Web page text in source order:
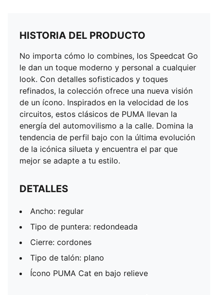
HISTORIA DEL PRODUCTO
No importa cómo lo combines, los Speedcat Go
le dan un toque moderno y personal a cualquier
look. Con detalles sofisticados y toques
refinados, la colección ofrece una nueva visión
de un ícono. Inspirados en la velocidad de los
circuitos, estos clásicos de PUMA llevan la
energía del automovilismo a la calle. Domina la
tendencia de perfil bajo con la última evolución
de la icónica silueta y encuentra el par que
mejor se adapte a tu estilo.
DETALLES
Ancho: regular
Tipo de puntera: redondeada
Cierre: cordones
Tipo de talón: plano
Ícono PUMA Cat en bajo relieve